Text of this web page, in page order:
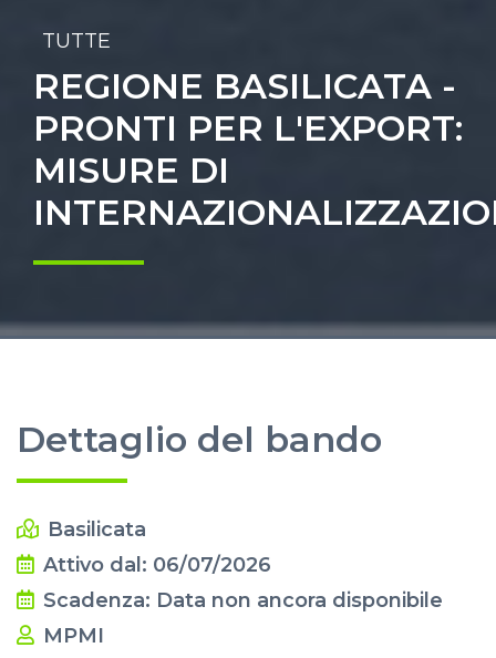
TUTTE
REGIONE BASILICATA -
PRONTI PER L'EXPORT:
MISURE DI
Dettaglio del bando
Basilicata
Attivo dal: 06/07/2026
Scadenza: Data non ancora disponibile
MPMI